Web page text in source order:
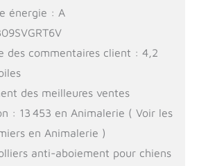
énergie : A
des commentaires client : 4,2
des meilleures ventes
: 13 453 en Animalerie ( Voir les
en Animalerie )
anti-aboiement pour chiens